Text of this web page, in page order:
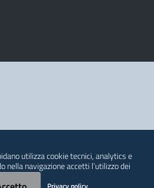
utilizza cookie tecnici, analytics e
nella navigazione accetti l’utilizzo dei